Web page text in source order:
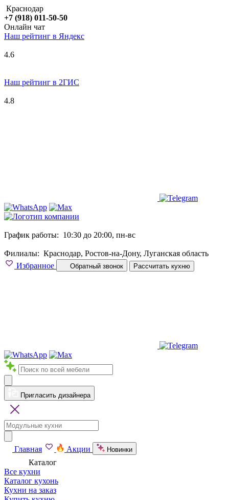
Краснодар
+7 (918) 011-50-50
Онлайн чат
Наш рейтинг в Яндекс
4.6
Наш рейтинг в 2ГИС
4.8
График работы: 10:30 до 20:00, пн-вс
Филиалы: Краснодар, Ростов-на-Дону, Луганская область
Избранное
Обратный звонок Рассчитать кухню
Пригласить дизайнера
Главная Акции Новинки
Каталог
Все кухни
Каталог кухонь
Кухни на заказ